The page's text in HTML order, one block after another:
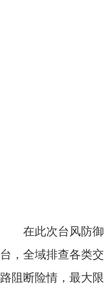
在此次台风防
台，全域排查各类
路阻断险情，最大